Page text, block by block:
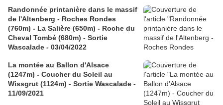
Randonnée printanière dans le massif
de l'Altenberg - Roches Rondes
(760m) - La Salière (650m) - Roche du
Cheval Tombé (680m) - Sortie
Wascalade - 03/04/2022
La montée au Ballon d'Alsace
(1247m) - Coucher du Soleil au
Wissgrut (1124m) - Sortie Wascalade -
11/09/2021